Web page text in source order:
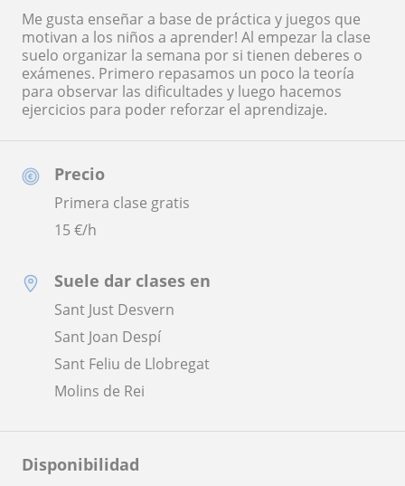
Precio
Primera clase gratis
15€/h
Suele dar clases en
Sant Just Desvern
Sant Joan Despí
Sant Feliu de Llobregat
Molins de Rei
Disponibilidad
Me gusta enseñar a base de práctica y juegos que
motivan a los niños a aprender! Al empezar la clase
suelo organizar la semana por si tienen deberes o
exámenes. Primero repasamos un poco la teoría
para observar las dificultades y luego hacemos
ejercicios para poder reforzar el aprendizaje.